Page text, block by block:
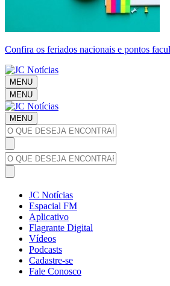
Confira os feriados nacionais e pontos
MENU
MENU
MENU
JC Notícias
Espacial FM
Aplicativo
Flagrante Digital
Vídeos
Podcasts
Cadastre-se
Fale Conosco